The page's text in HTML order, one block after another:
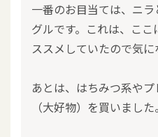
一番のお目当ては、ニ
グルです。これは、こ
ススメしていたので気に
あとは、はちみつ系や
（大好物）を買いました。